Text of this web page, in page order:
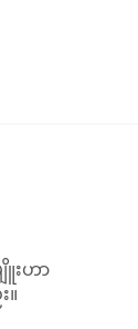
းဟာ